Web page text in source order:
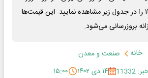
پنجشنبه ۱۴ دی ۱۴۰۲ را در جدول زیر مشاهده نمایید. این قیمت‌ها
بروزرسانی می‌شود.
خانه
صنعت و معدن
۱۴ دی ۱۴۰۲ ۱۵:۰۰